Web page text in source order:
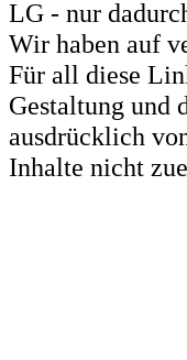
LG - nur
Wir haben auf
Für all diese
Gestaltung und
ausdrücklich
Inhalte nicht